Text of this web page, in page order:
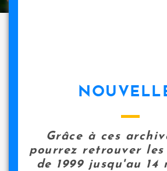
Grâce à ces
pourrez retrouver les
de 1999 jusqu'au 14